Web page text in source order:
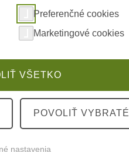
AJAX TurretCam
Preferenčné cookies
Marketingové cookies
VŠETKO
POVOLIŤ VYBRATÉ
nastavenia